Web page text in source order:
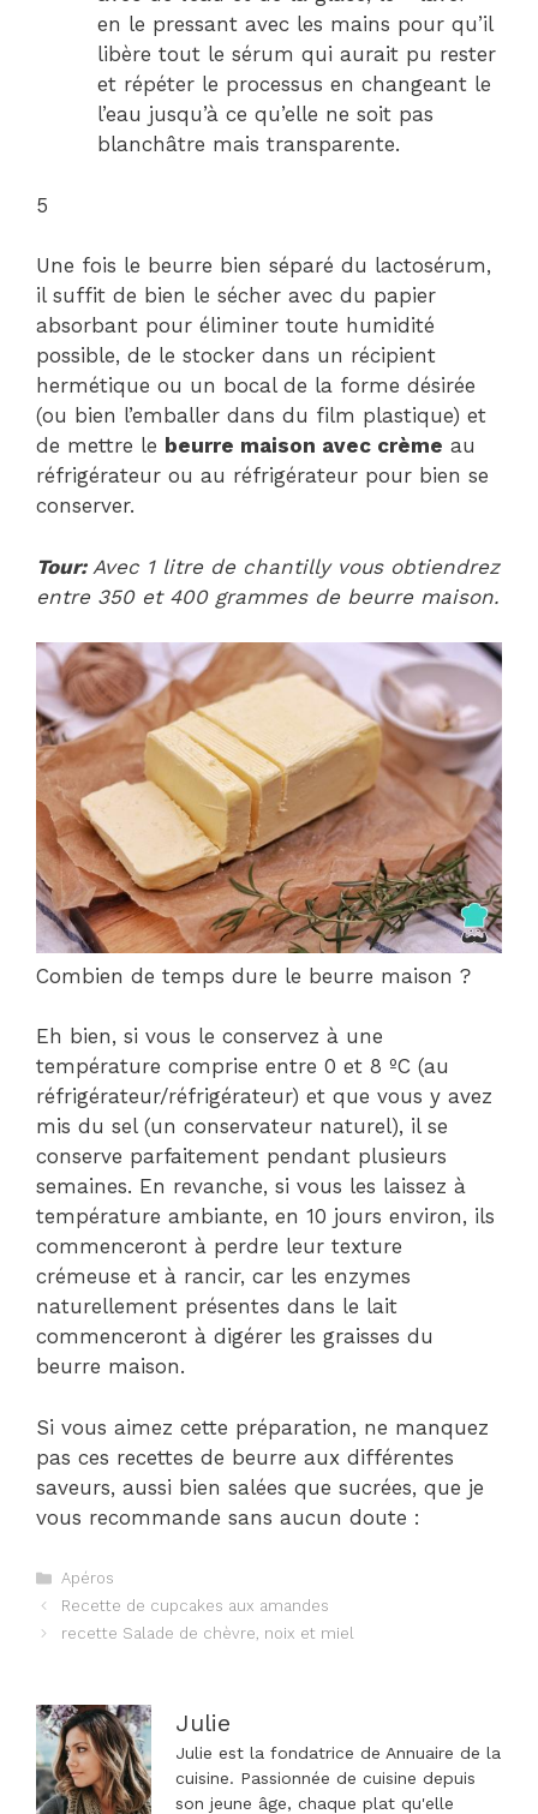
en le pressant avec les mains pour qu’il
libère tout le sérum qui aurait pu rester
et répéter le processus en changeant le
l’eau jusqu’à ce qu’elle ne soit pas
blanchâtre mais transparente.
5
Une fois le beurre bien séparé du lactosérum,
il suffit de bien le sécher avec du papier
absorbant pour éliminer toute humidité
possible, de le stocker dans un récipient
hermétique ou un bocal de la forme désirée
(ou bien l’emballer dans du film plastique) et
de mettre le beurre maison avec crème au
réfrigérateur ou au réfrigérateur pour bien se
conserver.
Tour:Avec 1 litre de chantilly vous obtiendrez
entre 350 et 400 grammes de beurre maison.
Combien de temps dure le beurre maison ?
Eh bien, si vous le conservez à une
température comprise entre 0 et 8 ºC (au
réfrigérateur/réfrigérateur) et que vous y avez
mis du sel (un conservateur naturel), il se
conserve parfaitement pendant plusieurs
semaines. En revanche, si vous les laissez à
température ambiante, en 10 jours environ, ils
commenceront à perdre leur texture
crémeuse et à rancir, car les enzymes
naturellement présentes dans le lait
commenceront à digérer les graisses du
beurre maison.
Si vous aimez cette préparation, ne manquez
pas ces recettes de beurre aux différentes
saveurs, aussi bien salées que sucrées, que je
vous recommande sans aucun doute :
Catégories
Apéros
Navigation
Recette de cupcakes aux amandes
recette Salade de chèvre, noix et miel
Julie
Julie est la fondatrice de Annuaire de la
cuisine. Passionnée de cuisine depuis
son jeune âge, chaque plat qu'elle